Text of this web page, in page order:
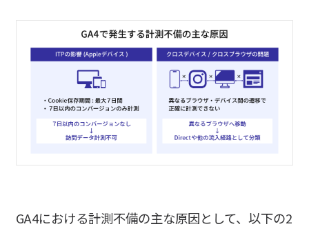
GA4における計測不備の主な原因として、以下の2